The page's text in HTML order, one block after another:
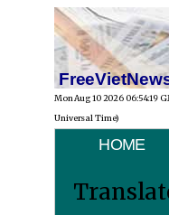
Mon Aug 10 2026 06:54:19
Universal Time)
HOME